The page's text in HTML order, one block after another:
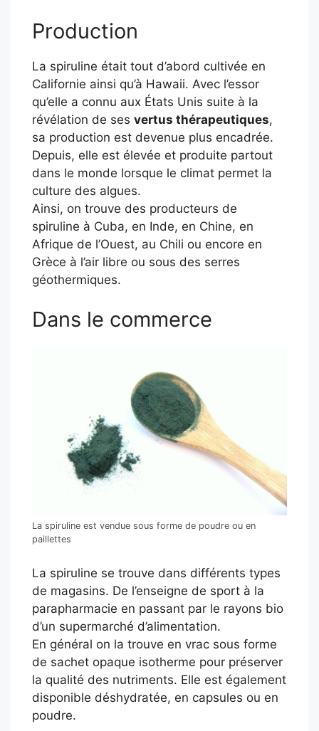
Production
La spiruline était tout d’abord cultivée en
Californie ainsi qu’à Hawaii. Avec l’essor
qu’elle a connu aux États Unis suite à la
révélation de ses vertus thérapeutiques,
sa production est devenue plus encadrée.
Depuis, elle est élevée et produite partout
dans le monde lorsque le climat permet la
culture des algues.
Ainsi, on trouve des producteurs de
spiruline à Cuba, en Inde, en Chine, en
Afrique de l’Ouest, au Chili ou encore en
Grèce à l’air libre ou sous des serres
géothermiques.
Dans le commerce
La spiruline est vendue sous forme de poudre ou en
paillettes
La spiruline se trouve dans différents types
de magasins. De l’enseigne de sport à la
parapharmacie en passant par le rayons bio
d’un supermarché d’alimentation.
En général on la trouve en vrac sous forme
de sachet opaque isotherme pour préserver
la qualité des nutriments. Elle est également
disponible déshydratée, en capsules ou en
poudre.